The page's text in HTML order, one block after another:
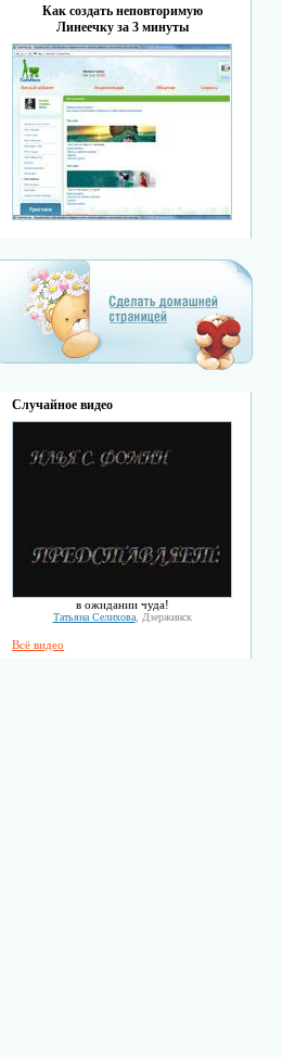
Как создать неповторимую
Линеечку за 3 минуты
Случайное видео
в ожидании чуда!
Татьяна Селихова, Дзержинск
Всё видео